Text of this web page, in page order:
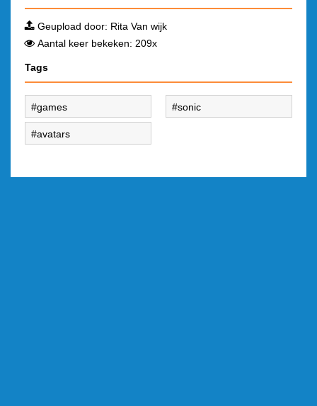
Geupload door: Rita Van wijk
Aantal keer bekeken: 209x
Tags
games sonic
avatars